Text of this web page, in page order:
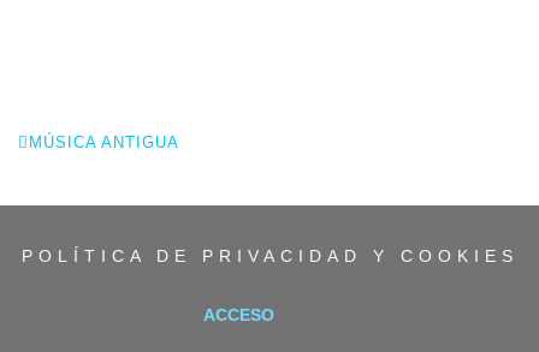
MÚSICA ANTIGUA
POLÍTICA DE PRIVACIDAD Y COOKIES
ACCESO